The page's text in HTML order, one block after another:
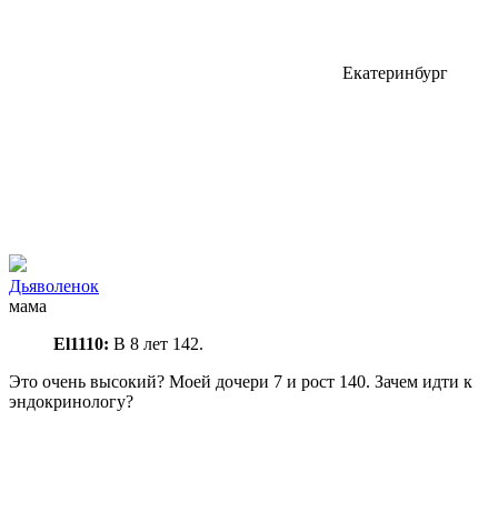
Екатеринбург
Дьяволенок
мама
El1110: В 8 лет 142.
Это очень высокий? Моей дочери 7 и рост 140. Зачем идти к
эндокринологу?